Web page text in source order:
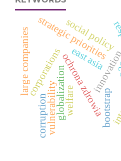
bootstrap
ochrona zdrowia
globalization
corporations
strategic priorities
large companies east asia
social policy
welfare
vulnerability
corruption